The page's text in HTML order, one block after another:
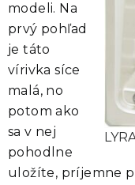
modeli. Na
prvý pohľad
je táto
vírivka síce
malá, no
potom ako
sa v nej
pohodlne
uložíte, príjemne